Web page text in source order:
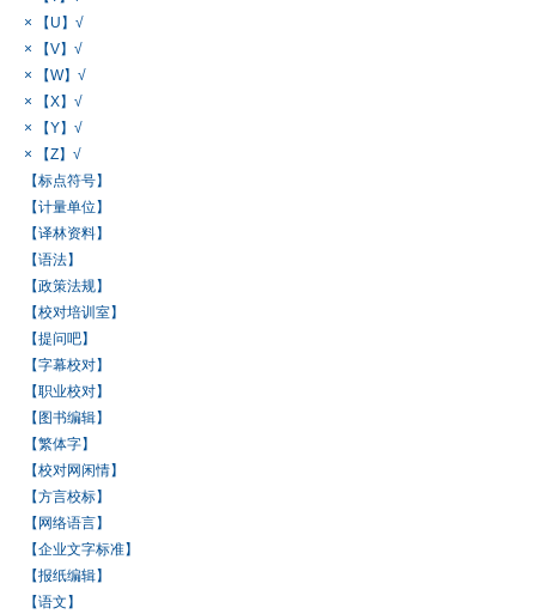
× 【U】√
× 【V】√
× 【W】√
× 【X】√
× 【Y】√
× 【Z】√
【标点符号】
【计量单位】
【译林资料】
【语法】
【政策法规】
【校对培训室】
【提问吧】
【字幕校对】
【职业校对】
【图书编辑】
【繁体字】
【校对网闲情】
【方言校标】
【网络语言】
【企业文字标准】
【报纸编辑】
【语文】